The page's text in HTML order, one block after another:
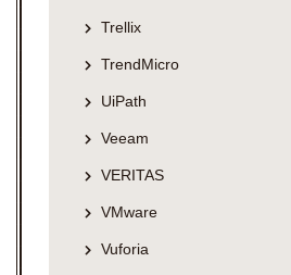
Trellix
TrendMicro
UiPath
Veeam
VERITAS
VMware
Vuforia